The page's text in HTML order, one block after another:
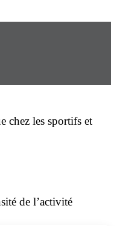
chez les sportifs et
de l’activité